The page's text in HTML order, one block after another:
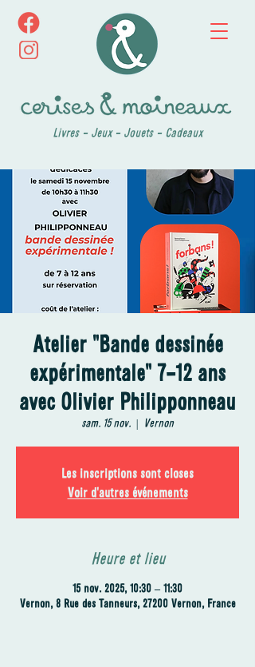
Livres - Jeux - Jouets - Cadeaux
Atelier "Bande dessinée
expérimentale" 7-12 ans
avec Olivier Philipponneau
sam. 15 nov.
  |
Vernon
Les inscriptions sont closes
Voir d'autres événements
Heure et lieu
15 nov. 2025, 10:30 – 11:30
Vernon, 8 Rue des Tanneurs, 27200 Vernon, France